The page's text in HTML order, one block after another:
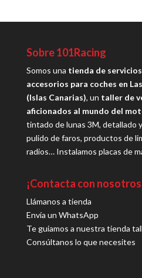
Sobre 101Racing
Somos una tienda de
accesorios para coches en
(Islas Canarias), un taller de
aficionados al mundo del
tintado de lunas 3M, detallado
pulido de faros, productos de
radios… Instalamos placas de
¡Contacta con
Llámanos a tienda
Envía un WhatsApp
Te guiamos a nuestra tienda
Consúltanos lo que necesites